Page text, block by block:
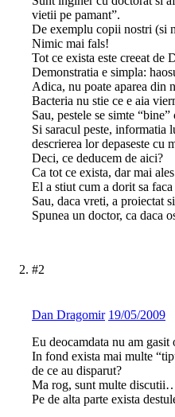
vietii pe pamant”.
De exemplu copii nostri (si
Nimic mai fals!
Tot ce exista este creeat de
Demonstratia e simpla:
Adica, nu poate aparea din
Bacteria nu stie ce e aia
Sau, pestele se simte
Si saracul peste, informatia
descrierea lor depaseste cu
Deci, ce deducem de aici?
Ca tot ce exista, dar mai
El a stiut cum a dorit sa
Sau, daca vreti, a proiectat
Spunea un doctor, ca daca
#2
Dan Dragomir 19/05/2009
Eu deocamdata nu am
In fond exista mai multe
de ce au disparut?
Ma rog, sunt multe
Pe de alta parte exista